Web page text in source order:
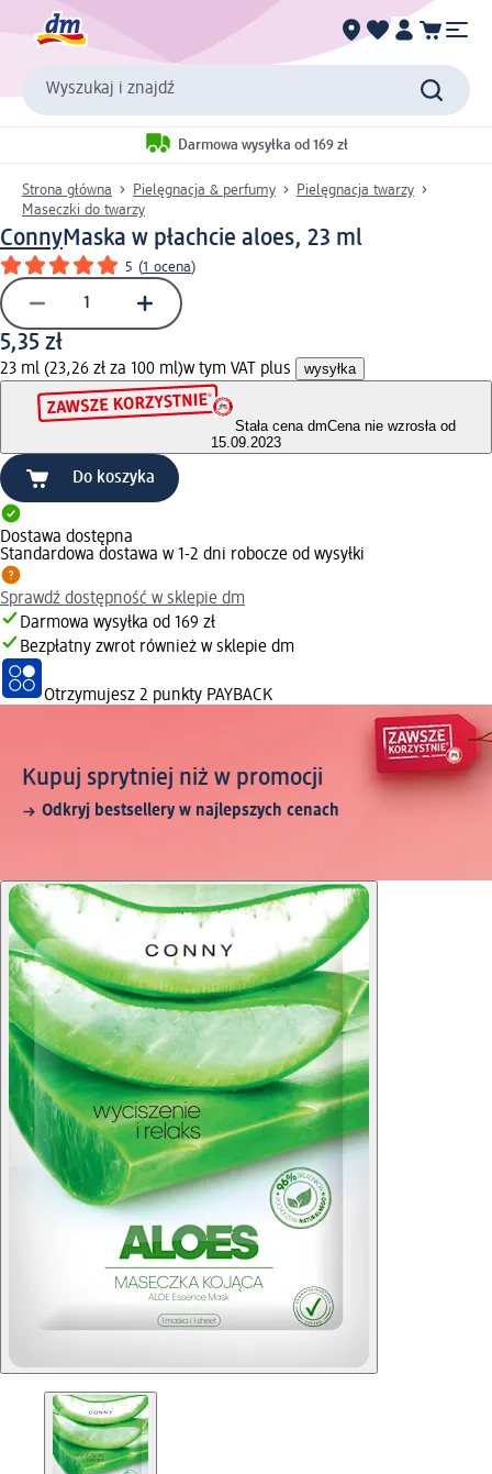
Wyszukaj i znajdź
Darmowa wysyłka od 169 zł
Strona główna Pielęgnacja & perfumy
Pielęgnacja twarzy
Maseczki do twarzy
ConnyMaska w płachcie aloes, 23 ml
5 (1 ocena)
5,35 zł
23 ml (23,26 zł za 100 ml)w tym VAT plus wysyłka
Stała cena dmCena nie wzrosła od
15.09.2023
Do koszyka
Dostawa dostępna
Standardowa dostawa w 1-2 dni robocze od wysyłki
Sprawdź dostępność w sklepie dm
Darmowa wysyłka od 169 zł
Bezpłatny zwrot również w sklepie dm
Otrzymujesz 2 punkty PAYBACK
Kupuj sprytniej niż w promocji
Odkryj bestsellery w najlepszych cenach